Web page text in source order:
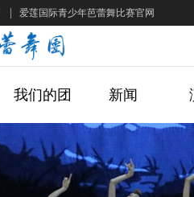
爱莲国际青少年芭蕾舞比赛官网
我们的团 新闻